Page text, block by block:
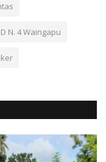
N. 4 Waingapu